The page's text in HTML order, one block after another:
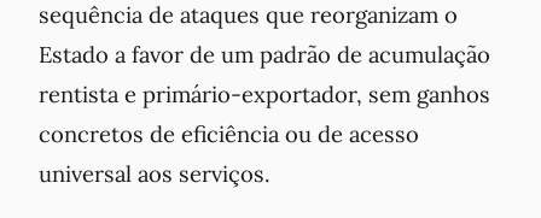
sequência de ataques que reorganizam o
Estado a favor de um padrão de acumulação
rentista e primário-exportador, sem ganhos
concretos de eficiência ou de acesso
universal aos serviços.